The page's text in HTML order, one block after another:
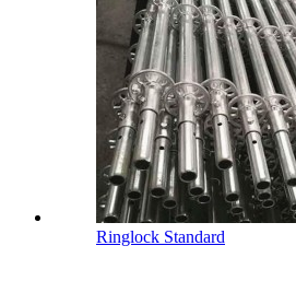
Ringlock Standard